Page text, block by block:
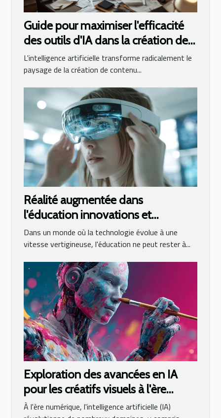
Guide pour maximiser l'efficacité
des outils d'IA dans la création de
contenus professionnels
L'intelligence artificielle transforme radicalement le
paysage de la création de contenu...
Réalité augmentée dans
l'éducation innovations et
perspectives pour l'enseignement
moderne
Dans un monde où la technologie évolue à une
vitesse vertigineuse, l'éducation ne peut rester à...
Exploration des avancées en IA
pour les créatifs visuels à l'ère
numérique
À l'ère numérique, l'intelligence artificielle (IA)